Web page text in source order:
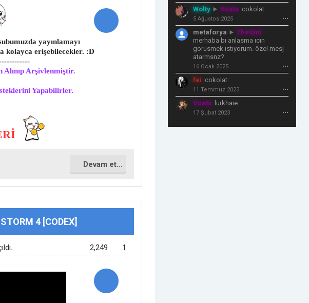
yayınlamayı
kolayca erişebilecekler. :D
Arşivlenmiştir.
Yapabilirler.
Devam et...
4 [CODEX]
1
2,249
Wolty ► Vuats :cokolat:
5 Ağustos 2025 •••
metaforya ► TheUmi
merhaba bı anlasma ıcın
gorusmek ıstıyorum. özel mesj
atarmsnz?
16 Ocak 2025 •••
fei :cokolat:
11 Temmuz 2023 •••
Vuats :lurkhaie:
17 Şubat 2023 •••